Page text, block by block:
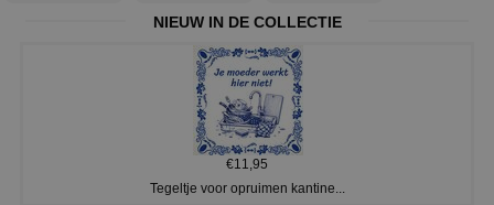
NIEUW IN DE COLLECTIE
€11,95
Tegeltje voor opruimen kantine...